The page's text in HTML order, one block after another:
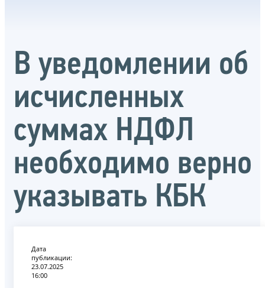
В уведомлении об
исчисленных
суммах НДФЛ
необходимо верно
указывать КБК
Дата
публикации:
23.07.2025
16:00